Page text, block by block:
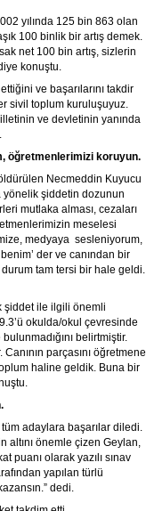
yılında 125 bin 863 olan
100 binlik bir artış demek.
net 100 bin artış, sizlerin
konuştu.
ve başarılarını takdir
sivil toplum kuruluşuyuz.
ve devletinin yanında
öğretmenlerimizi koruyun.
Necmeddin Kuyucu
yönelik şiddetin dozunun
mutlaka alması, cezaları
meselesi
medyaya sesleniyorum,
der ve canından bir
tam tersi bir hale geldi.
şiddet ile ilgili önemli
okulda/okul çevresinde
belirtmiştir.
parçasını öğretmene
haline geldik. Buna bir
tüm adaylara başarılar diledi.
altını önemle çizen Geylan,
puanı olarak yazılı sınav
yapılan türlü
dedi.